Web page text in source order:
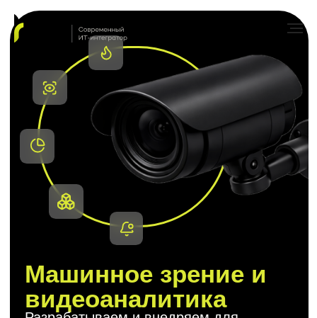
Машинное зрение и
видеоаналитика
Разрабатываем и внедряем для
безопасности и контроля качества:
меньше происшествий и выше
Внедрить
Рассчитать стоимость